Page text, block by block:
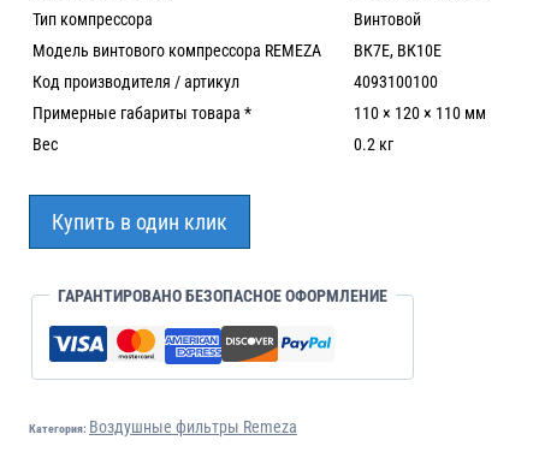
Тип компрессора
Винтовой
Модель винтового компрессора REMEZA
ВК7Е, ВК10Е
Код производителя / артикул
4093100100
Примерные габариты товара *
110 × 120 × 110 мм
Вес
0.2 кг
Купить в один клик
ГАРАНТИРОВАНО БЕЗОПАСНОЕ ОФОРМЛЕНИЕ
Категория: Воздушные фильтры Remeza